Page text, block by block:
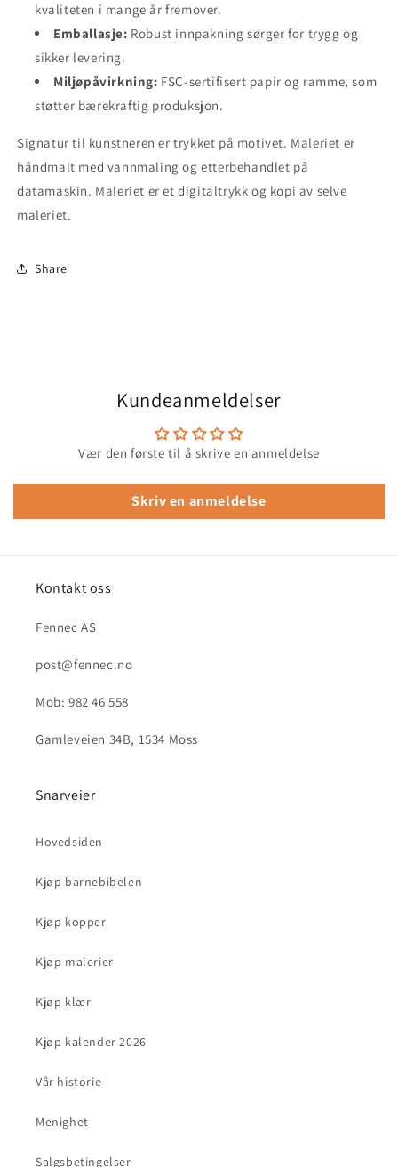
kvaliteten i mange år fremover.
Emballasje: Robust innpakning sørger for trygg og
sikker levering.
Miljøpåvirkning: FSC-sertifisert papir og ramme, som
støtter bærekraftig produksjon.
Signatur til kunstneren er trykket på motivet. Maleriet er
håndmalt med vannmaling og etterbehandlet på
datamaskin. Maleriet er et digitaltrykk og kopi av selve
maleriet.
Share
Kundeanmeldelser
Vær den første til å skrive en anmeldelse
Skriv en anmeldelse
Kontakt oss
Fennec AS
post@fennec.no
Mob: 982 46 558
Gamleveien 34B, 1534 Moss
Snarveier
Hovedsiden
Kjøp barnebibelen
Kjøp kopper
Kjøp malerier
Kjøp klær
Kjøp kalender 2026
Vår historie
Menighet
Salgsbetingelser